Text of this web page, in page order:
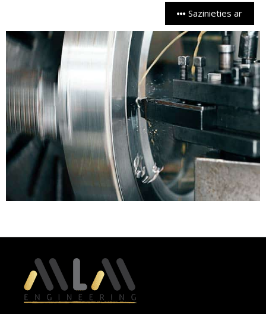
Sazinieties ar